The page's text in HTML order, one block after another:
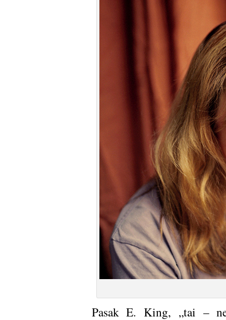
Pasak E. King, „tai –